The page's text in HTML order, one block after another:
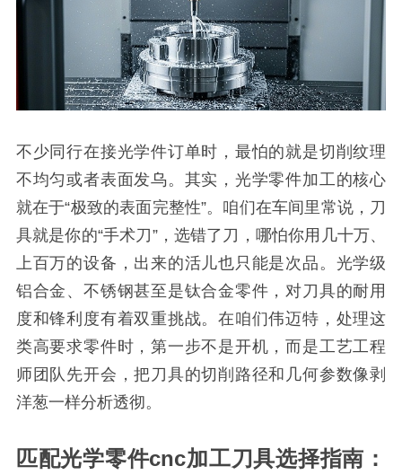
不少同行在接光学件订单时，最怕的就是切削纹理
不均匀或者表面发乌。其实，光学零件加工的核心
就在于“极致的表面完整性”。咱们在车间里常说，刀
具就是你的“手术刀”，选错了刀，哪怕你用几十万、
上百万的设备，出来的活儿也只能是次品。光学级
铝合金、不锈钢甚至是钛合金零件，对刀具的耐用
度和锋利度有着双重挑战。在咱们伟迈特，处理这
类高要求零件时，第一步不是开机，而是工艺工程
师团队先开会，把刀具的切削路径和几何参数像剥
洋葱一样分析透彻。
匹配光学零件cnc加工刀具选择指南：